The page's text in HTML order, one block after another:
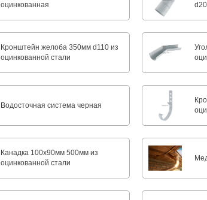
оцинкованная
Кронштейн желоба 350мм d110 из
оцинкованной стали
Водосточная система черная
Канадка 100x90мм 500мм из
оцинкованной стали